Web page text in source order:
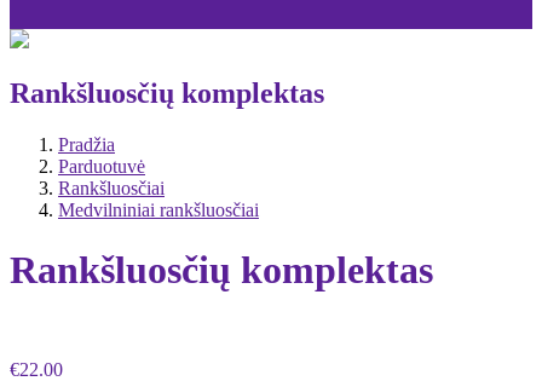
Rankšluosčių komplektas
Pradžia
Parduotuvė
Rankšluosčiai
Medvilniniai rankšluosčiai
Rankšluosčių komplektas
€22.00